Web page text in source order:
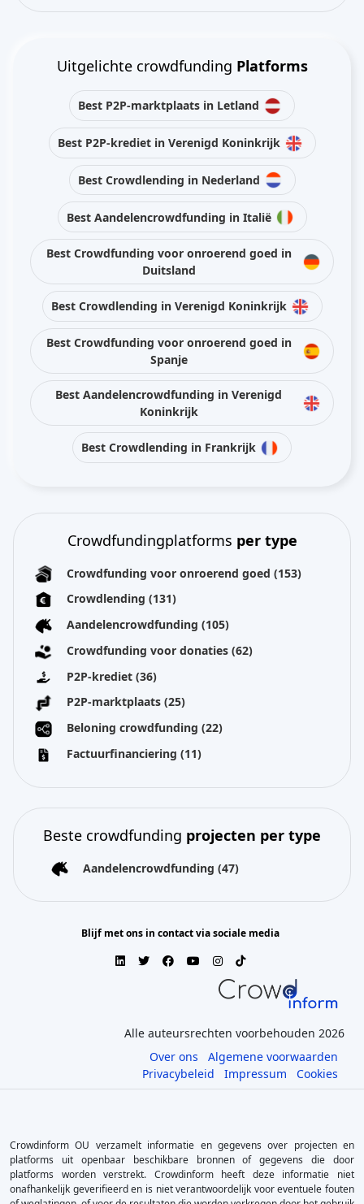
Uitgelichte crowdfunding Platforms
Best P2P-marktplaats in Letland
Best P2P-krediet in Verenigd Koninkrijk
Best Crowdlending in Nederland
Best Aandelencrowdfunding in Italië
Best Crowdfunding voor onroerend goed in
Duitsland
Best Crowdlending in Verenigd Koninkrijk
Best Crowdfunding voor onroerend goed in
Spanje
Best Aandelencrowdfunding in Verenigd
Koninkrijk
Best Crowdlending in Frankrijk
Crowdfundingplatforms per type
Crowdfunding voor onroerend goed (153)
Crowdlending (131)
Aandelencrowdfunding (105)
Crowdfunding voor donaties (62)
P2P-krediet (36)
P2P-marktplaats (25)
Beloning crowdfunding (22)
Factuurfinanciering (11)
Beste crowdfunding projecten per type
Aandelencrowdfunding (47)
Blijf met ons in contact via sociale media
Alle auteursrechten voorbehouden 2026
Over ons
Algemene voorwaarden
Privacybeleid
Impressum Cookies
Crowdinform OU verzamelt informatie en gegevens over projecten en
platforms uit openbaar beschikbare bronnen of gegevens die door
platforms worden verstrekt. Crowdinform heeft deze informatie niet
onafhankelijk geverifieerd en is niet verantwoordelijk voor eventuele fouten